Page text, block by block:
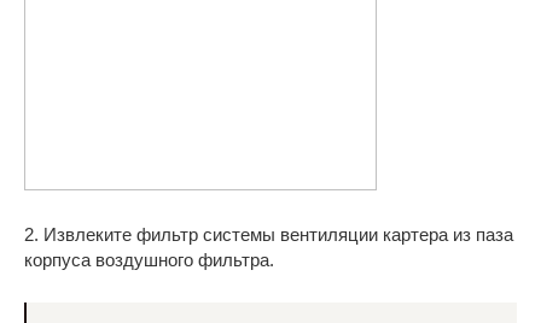
2. Извлеките фильтр системы вентиляции картера из паза
корпуса воздушного фильтра.